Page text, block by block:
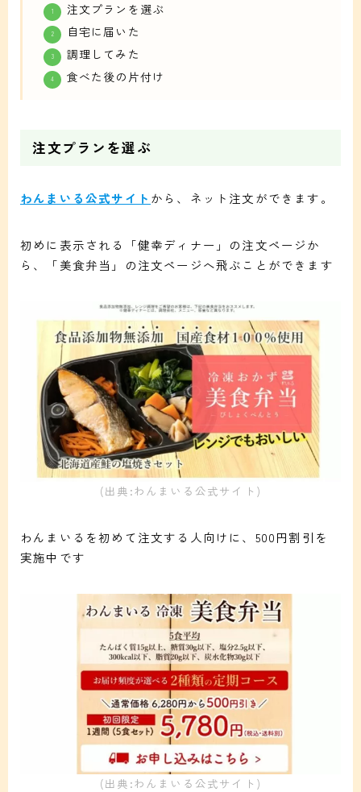
注文プランを選ぶ
自宅に届いた
調理してみた
食べた後の片付け
注文プランを選ぶ
わんまいる公式サイト から、ネット注文ができます。
初めに表示される「健幸ディナー」の注文ページか
ら、「美食弁当」の注文ページへ飛ぶことができます
(出典:わんまいる公式サイト)
わんまいるを初めて注文する人向けに、500円割引を
実施中です
(出典:わんまいる公式サイト)